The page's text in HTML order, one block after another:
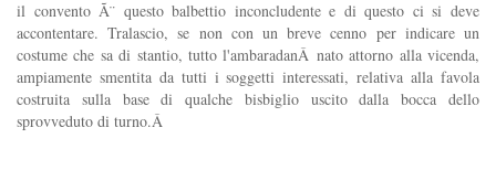
il convento Ã¨ questo balbettio inconcludente e di questo ci si deve
accontentare. Tralascio, se non con un breve cenno per indicare un
costume che sa di stantio, tutto l'ambaradanÂ nato attorno alla vicenda,
ampiamente smentita da tutti i soggetti interessati, relativa alla favola
costruita sulla base di qualche bisbiglio uscito dalla bocca dello
sprovveduto di turno.Â